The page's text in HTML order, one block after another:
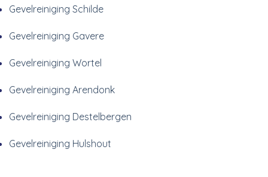
Gevelreiniging Schilde
Gevelreiniging Gavere
Gevelreiniging Wortel
Gevelreiniging Arendonk
Gevelreiniging Destelbergen
Gevelreiniging Hulshout